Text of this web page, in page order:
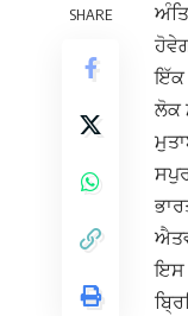
SHARE
ਇੱਕ
ਲੋਕ
ਇਸ